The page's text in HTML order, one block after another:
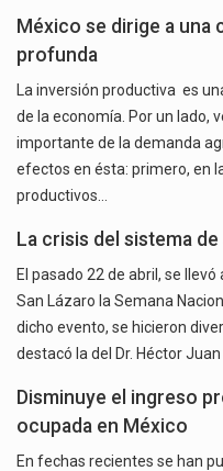
México se dirige a una
profunda
La inversión productiva es
de la economía. Por un lado,
importante de la demanda
efectos en ésta: primero, en
productivos…
La crisis del sistema
El pasado 22 de abril, se
San Lázaro la Semana
dicho evento, se hicieron
destacó la del Dr. Héctor
Disminuye el ingreso
ocupada en México
En fechas recientes se han